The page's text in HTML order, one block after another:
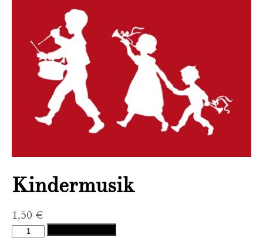
Kindermusik
1,50 €
Kindermusik